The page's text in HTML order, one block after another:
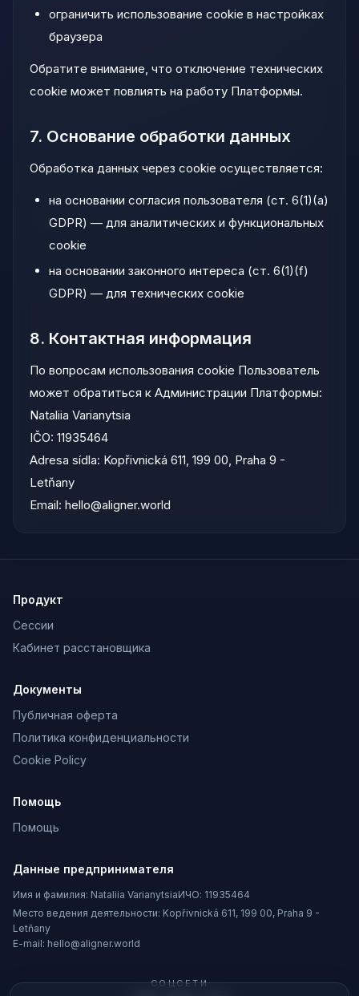
ограничить использование cookie в настройках
браузера
Обратите внимание, что отключение технических
cookie может повлиять на работу Платформы.
7. Основание обработки данных
Обработка данных через cookie осуществляется:
на основании согласия пользователя (ст. 6(1)(a)
GDPR) — для аналитических и функциональных
cookie
на основании законного интереса (ст. 6(1)(f)
GDPR) — для технических cookie
8. Контактная информация
По вопросам использования cookie Пользователь
может обратиться к Администрации Платформы:
Nataliia Varianytsia
IČO: 11935464
Adresa sídla: Kopřivnická 611, 199 00, Praha 9 -
Letňany
Email: hello@aligner.world
Продукт
Сессии
Кабинет расстановщика
Документы
Публичная оферта
Политика конфиденциальности
Cookie Policy
Помощь
Помощь
Данные предпринимателя
Имя и фамилия: Nataliia VarianytsiaИЧО: 11935464
Место ведения деятельности: Kopřivnická 611, 199 00, Praha 9 -
Letňany
E-mail: hello@aligner.world
СОЦСЕТИ